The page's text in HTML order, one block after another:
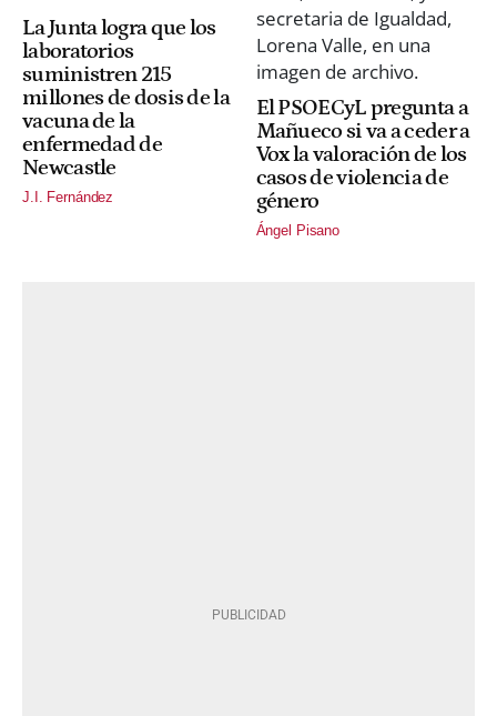
La Junta logra que los
laboratorios
suministren 215
millones de dosis de la
vacuna de la
enfermedad de
Newcastle
J.I. Fernández
El PSOECyL pregunta a
Mañueco si va a ceder a
Vox la valoración de los
casos de violencia de
género
Ángel Pisano